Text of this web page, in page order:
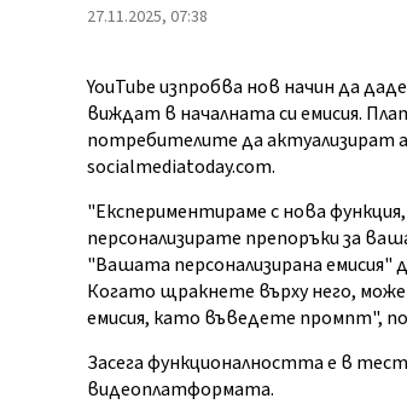
27.11.2025, 07:38
YouTube изпробва нов начин да
виждат в началната си емисия.
потребителите да актуализират
socialmediatoday.com.
"Експериментираме с нова
персонализирате препоръки за
"Вашата персонализирана емисия"
Когато щракнете върху него,
емисия, като въведете промпт",
Засега функционалността е в
видеоплатформата.